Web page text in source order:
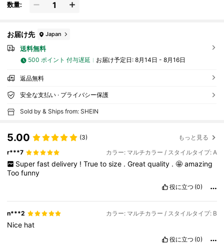
数量:
お届け先 Japan
送料無料
500 ポイント 付与遅延 お届け予定日: 8月14日 - 8月16日
返品無料
安全な支払い · プライバシー保護
Sold by & Ships from: SHEIN
5.00 (3) もっと見る
r***7 カラー: マルチカラー / スタイルタイプ: A
Super fast delivery ! True to size . Great quality . 🤩 amazing
Toofunny
役に立つ (0)
n***2 カラー: マルチカラー / スタイルタイプ: B
Nice hat
役に立つ (0)